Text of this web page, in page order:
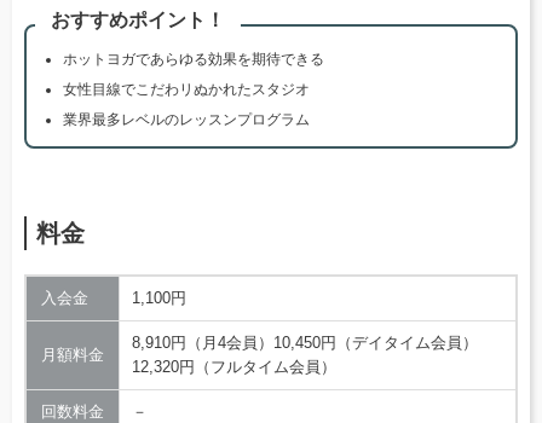
おすすめポイント！
ホットヨガであらゆる効果を期待できる
女性目線でこだわリぬかれたスタジオ
業界最多レベルのレッスンプログラム
料金
入会金 1,100円
月額料金
8,910円（月4会員）10,450円（デイタイム会員）
12,320円（フルタイム会員）
回数料金 －